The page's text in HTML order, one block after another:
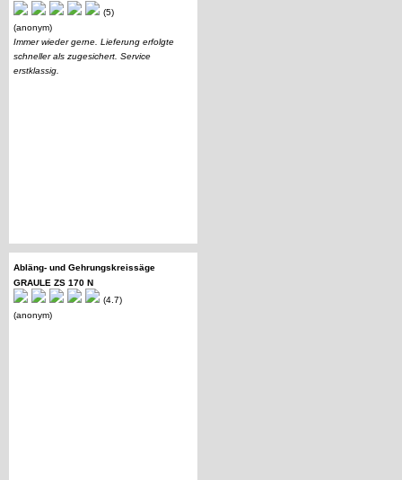
(5)
(anonym)
Immer wieder gerne. Lieferung erfolgte
schneller als zugesichert. Service
erstklassig.
Abläng- und Gehrungskreissäge
GRAULE ZS 170 N
(4.7)
(anonym)